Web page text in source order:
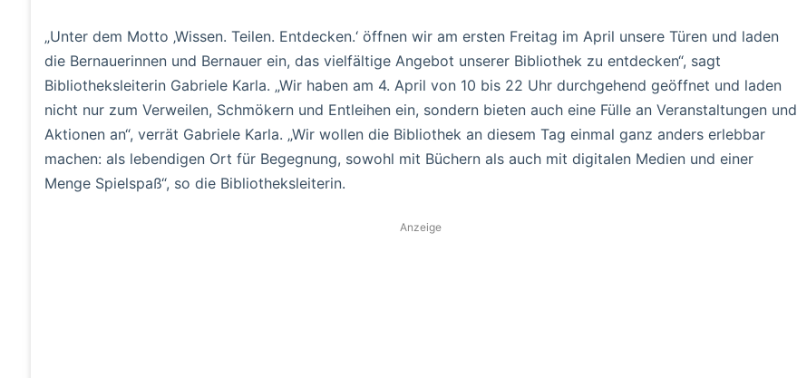
„Unter dem Motto ‚Wissen. Teilen. Entdecken.‘ öffnen wir am ersten Freitag im April unsere Türen und laden
die Bernauerinnen und Bernauer ein, das vielfältige Angebot unserer Bibliothek zu entdecken“, sagt
Bibliotheksleiterin Gabriele Karla. „Wir haben am 4. April von 10 bis 22 Uhr durchgehend geöffnet und laden
nicht nur zum Verweilen, Schmökern und Entleihen ein, sondern bieten auch eine Fülle an Veranstaltungen und
Aktionen an“, verrät Gabriele Karla. „Wir wollen die Bibliothek an diesem Tag einmal ganz anders erlebbar
machen: als lebendigen Ort für Begegnung, sowohl mit Büchern als auch mit digitalen Medien und einer
Menge Spielspaß“, so die Bibliotheksleiterin.
Anzeige